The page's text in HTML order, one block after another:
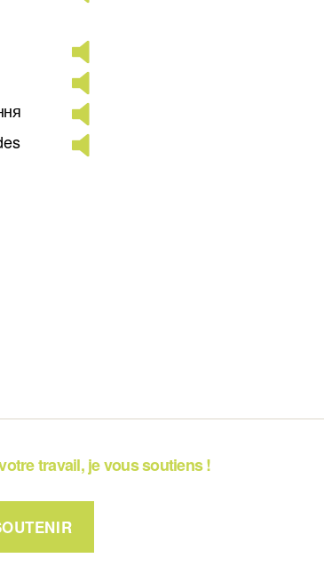
travail, je vous soutiens !